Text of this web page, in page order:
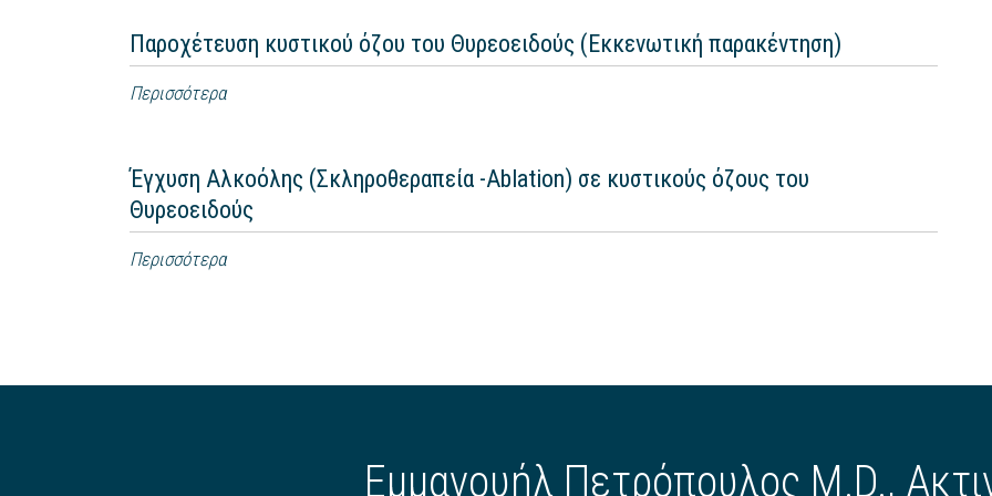
Παροχέτευση κυστικού όζου του Θυρεοειδούς (Εκκενωτική παρακέντηση)
Περισσότερα
Έγχυση Αλκοόλης (Σκληροθεραπεία -Ablation) σε κυστικούς όζους του
Θυρεοειδούς
Περισσότερα
Εμμανουήλ Πετρόπουλος M.D.,